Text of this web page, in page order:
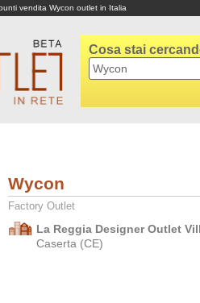
vendita Wycon outlet in Italia
Cosa stai
Wycon
Factory Outlet
La Reggia Designer Outlet
Caserta (CE)